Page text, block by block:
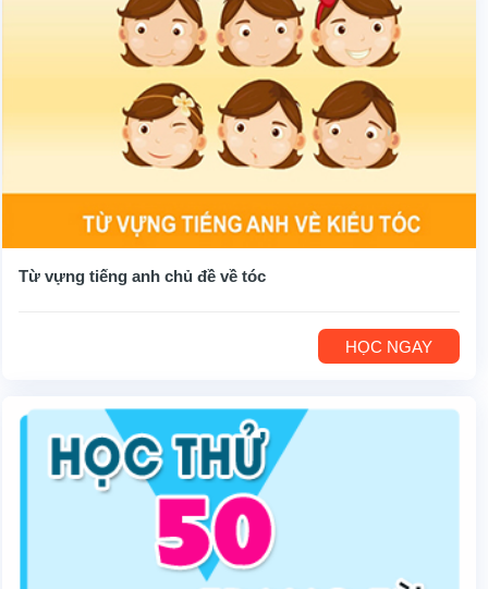
Từ vựng tiếng anh chủ đề về tóc
HỌC NGAY